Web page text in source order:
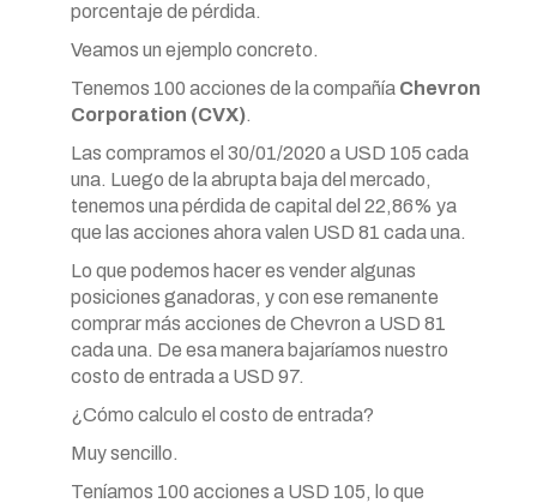
porcentaje de pérdida.
Veamos un ejemplo concreto.
Tenemos 100 acciones de la compañía Chevron
Corporation (CVX).
Las compramos el 30/01/2020 a USD 105 cada
una. Luego de la abrupta baja del mercado,
tenemos una pérdida de capital del 22,86% ya
que las acciones ahora valen USD 81 cada una.
Lo que podemos hacer es vender algunas
posiciones ganadoras, y con ese remanente
comprar más acciones de Chevron a USD 81
cada una. De esa manera bajaríamos nuestro
costo de entrada a USD 97.
¿Cómo calculo el costo de entrada?
Muy sencillo.
Teníamos 100 acciones a USD 105, lo que